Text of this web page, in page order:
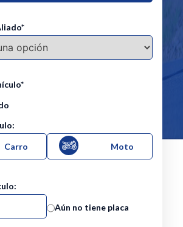
Carro Moto
Aún no tiene placa